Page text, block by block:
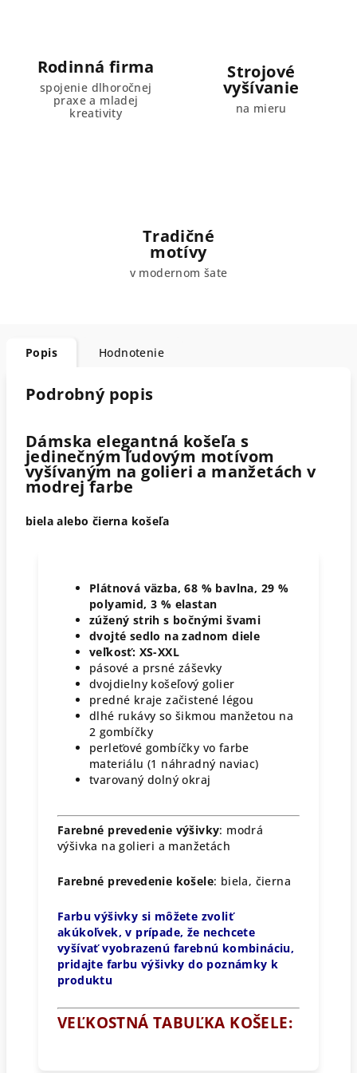
Rodinná firma
spojenie dlhoročnej
praxe a mladej
kreativity
Strojové
vyšívanie
na mieru
Tradičné
motívy
v modernom šate
Popis Hodnotenie
Podrobný popis
Dámska elegantná košeľa s
jedinečným ľudovým motívom
vyšívaným na golieri a manžetách v
modrej farbe
biela alebo čierna košeľa
Plátnová väzba, 68 % bavlna, 29 %
polyamid, 3 % elastan
zúžený strih s bočnými švami
dvojté sedlo na zadnom diele
veľkosť: XS-XXL
pásové a prsné záševky
dvojdielny košeľový golier
predné kraje začistené légou
dlhé rukávy so šikmou manžetou na
2 gombíčky
perleťové gombíčky vo farbe
materiálu (1 náhradný naviac)
tvarovaný dolný okraj
Farebné prevedenie výšivky: modrá
výšivka na golieri a manžetách
Farebné prevedenie košele: biela, čierna
Farbu výšivky si môžete zvoliť
akúkoľvek, v prípade, že nechcete
vyšívať vyobrazenú farebnú kombináciu,
pridajte farbu výšivky do poznámky k
produktu
VEĽKOSTNÁ TABUĽKA KOŠELE: